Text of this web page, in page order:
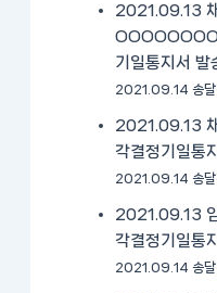
2021.09.13
기일통지서 발
2021.09.14 송달
2021.09.13
각결정기일통
2021.09.14 송달
2021.09.13
각결정기일통
2021.09.14 송달